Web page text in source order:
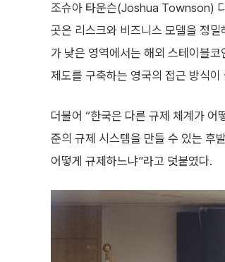
조슈아 타운슨(Joshua Townson)
곳은 리스크와 비즈니스 모델을 정
가 낮은 영역에서는 해외 스테이블
제도를 구축하는 영국의 접근 방식이
더불어 “한국은 다른 규제 체계가
준의 규제 시스템을 만들 수 있는 후
어떻게 규제하느냐”라고 덧붙였다.